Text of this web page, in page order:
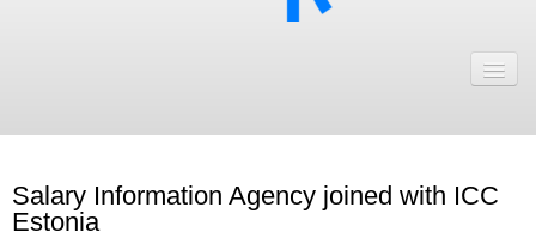
ICC Eesti liikmebaas
Salary Information Agency joined with ICC
Estonia